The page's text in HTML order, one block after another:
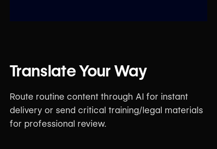
Translate Your Way
Route routine content through AI for instant
delivery or send critical training/legal materials
for professional review.